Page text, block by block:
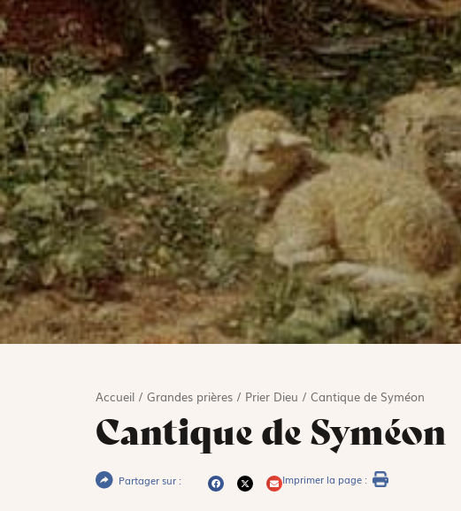
Accueil/ Grandes prières/ Prier Dieu / Cantique de Syméon
Cantique de Syméon
Partager sur : Imprimer la page :